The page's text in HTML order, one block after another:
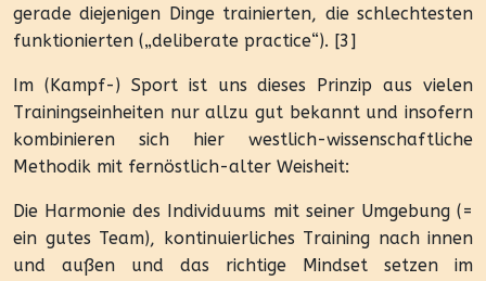
gerade diejenigen Dinge trainierten, die schlechtesten
funktionierten („deliberate practice“). [3]
Im (Kampf-) Sport ist uns dieses Prinzip aus vielen
Trainingseinheiten nur allzu gut bekannt und insofern
kombinieren sich hier westlich-wissenschaftliche
Methodik mit fernöstlich-alter Weisheit:
Die Harmonie des Individuums mit seiner Umgebung (=
ein gutes Team), kontinuierliches Training nach innen
und außen und das richtige Mindset setzen im